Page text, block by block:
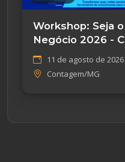
Workshop: Seja
Negócio 2026 -
11 de agosto de 2026
Contagem/MG